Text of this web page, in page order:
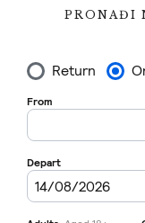
PRONAĐI